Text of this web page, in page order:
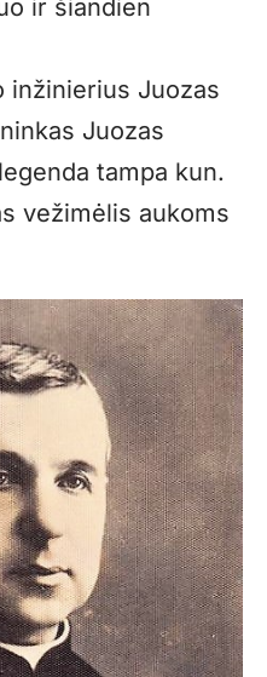
ir šiandien
inžinierius Juozas
Juozas
tampa kun.
vežimėlis aukoms